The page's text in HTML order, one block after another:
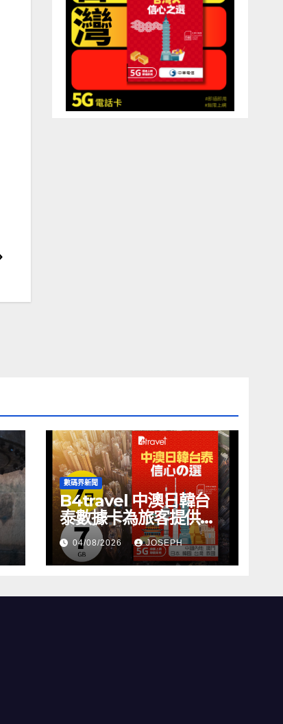
數碼界新聞
B4travel 中澳日韓台
泰數據卡為旅客提供無
縫網絡體驗
04/08/2026 JOSEPH